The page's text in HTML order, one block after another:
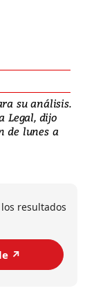
su análisis.
Legal, dijo
de lunes a
resultados
↗️